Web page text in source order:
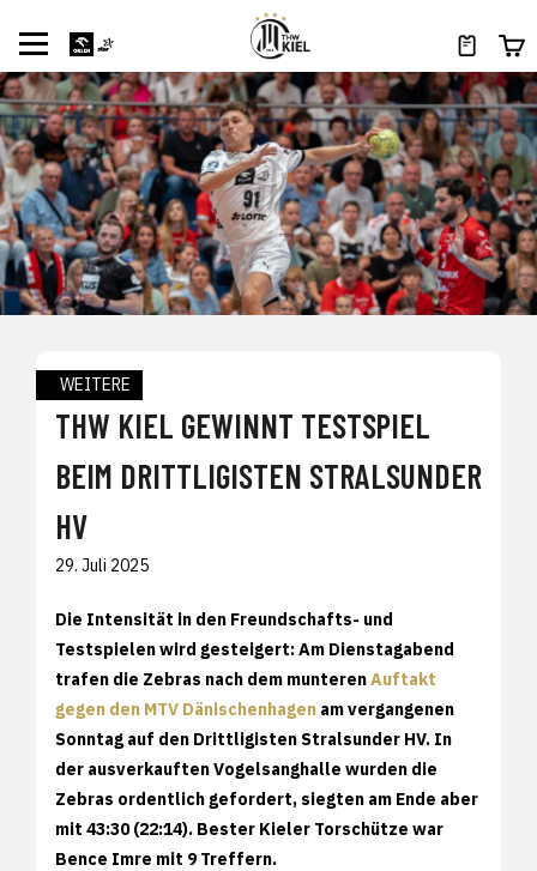
WEITERE
THW KIEL GEWINNT TESTSPIEL
BEIM DRITTLIGISTEN STRALSUNDER
HV
29. Juli 2025
Die Intensität in den Freundschafts- und
Testspielen wird gesteigert: Am Dienstagabend
trafen die Zebras nach dem munterenAuftakt
gegen den MTV Dänischenhagen am vergangenen
Sonntag auf den Drittligisten Stralsunder HV. In
der ausverkauften Vogelsanghalle wurden die
Zebras ordentlich gefordert, siegten am Ende aber
mit 43:30 (22:14). Bester Kieler Torschütze war
Bence Imre mit 9 Treffern.